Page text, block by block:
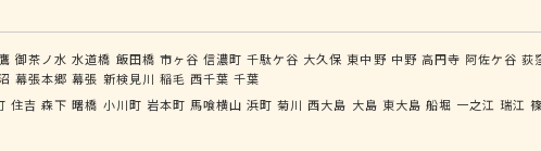
御茶ノ水 水道橋 飯田橋 市ヶ谷 信濃町 千駄ケ谷 大久保 東中野 中野 高円寺 阿佐ケ谷 荻
幕張本郷 幕張 新検見川 稲毛 西千葉 千葉
住吉 森下 曙橋 小川町 岩本町 馬喰横山 浜町 菊川 西大島 大島 東大島 船堀 一之江 瑞江